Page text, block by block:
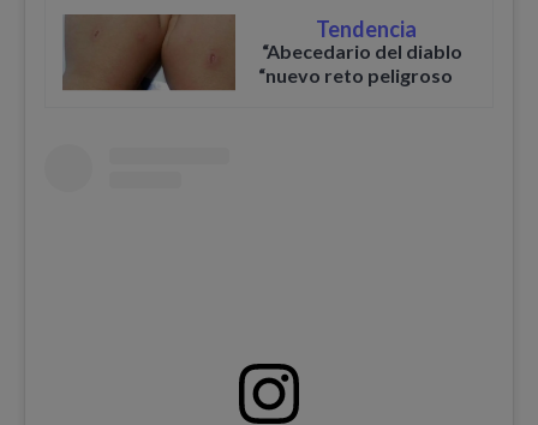
Tendencia
“Abecedario del diablo
“nuevo reto peligroso